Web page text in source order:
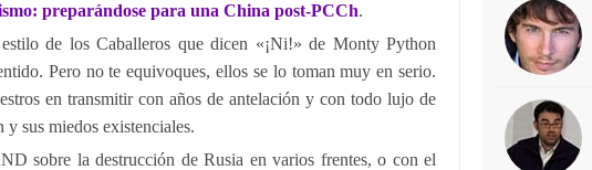
preparándose para una China post-PCCh.
de los Caballeros que dicen «¡Ni!» de Monty Python
Pero no te equivoques, ellos se lo toman muy en serio.
en transmitir con años de antelación y con todo lujo de
y sus miedos existenciales.
sobre la destrucción de Rusia en varios frentes, o con el